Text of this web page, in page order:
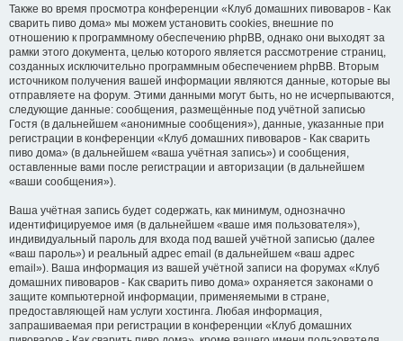
Также во время просмотра конференции «Клуб домашних пивоваров - Как
cварить пиво дома» мы можем установить cookies, внешние по
отношению к программному обеспечению phpBB, однако они выходят за
рамки этого документа, целью которого является рассмотрение страниц,
созданных исключительно программным обеспечением phpBB. Вторым
источником получения вашей информации являются данные, которые вы
отправляете на форум. Этими данными могут быть, но не исчерпываются,
следующие данные: сообщения, размещённые под учётной записью
Гостя (в дальнейшем «анонимные сообщения»), данные, указанные при
регистрации в конференции «Клуб домашних пивоваров - Как cварить
пиво дома» (в дальнейшем «ваша учётная запись») и сообщения,
оставленные вами после регистрации и авторизации (в дальнейшем
«ваши сообщения»).
Ваша учётная запись будет содержать, как минимум, однозначно
идентифицируемое имя (в дальнейшем «ваше имя пользователя»),
индивидуальный пароль для входа под вашей учётной записью (далее
«ваш пароль») и реальный адрес email (в дальнейшем «ваш адрес
email»). Ваша информация из вашей учётной записи на форумах «Клуб
домашних пивоваров - Как cварить пиво дома» охраняется законами о
защите компьютерной информации, применяемыми в стране,
предоставляющей нам услуги хостинга. Любая информация,
запрашиваемая при регистрации в конференции «Клуб домашних